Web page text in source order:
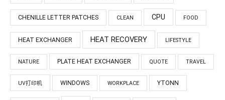
CHENILLE LETTER PATCHES CLEAN CPU FOOD
HEAT EXCHANGER HEAT RECOVERY LIFESTYLE
NATURE PLATE HEAT EXCHANGER QUOTE TRAVEL
UV打印机 WINDOWS WORKPLACE YTONN